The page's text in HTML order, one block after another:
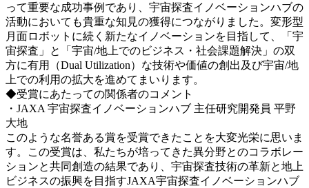
って重要な成功事例であり、宇宙探査イノベーションハブの
活動においても貴重な知見の獲得につながりました。変形型
月面ロボットに続く新たなイノベーションを目指して、「宇
宙探査」と「宇宙/地上でのビジネス・社会課題解決」の双
方に有用（Dual Utilization）な技術や価値の創出及び宇宙/地
上での利用の拡大を進めてまいります。
◆受賞にあたっての関係者のコメント
・JAXA 宇宙探査イノベーションハブ 主任研究開発員 平野
大地
このような名誉ある賞を受賞できたことを大変光栄に思いま
す。この受賞は、私たちが培ってきた異分野とのコラボレー
ションと共同創造の結果であり、宇宙探査技術の革新と地上
ビジネスの振興を目指すJAXA宇宙探査イノベーションハブ